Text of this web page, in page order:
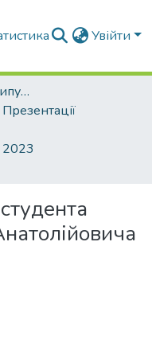
Увійти
Атестаційні роботи випускників
Презентації
2023